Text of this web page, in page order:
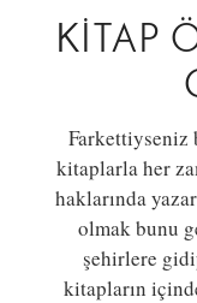
KITAP
Farkettiyseniz
kitaplarla her
haklarında
olmak bunu
şehirlere
kitapların